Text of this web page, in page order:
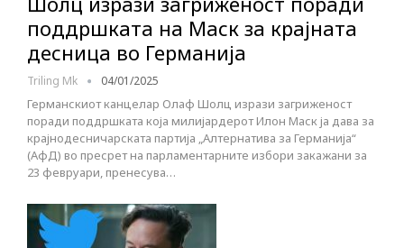
поддршката на Маск за крајната
десница во Германија
Triling Mk 04/01/2025
Германскиот канцелар Олаф Шолц изрази загриженост
поради поддршката која милијардерот Илон Маск ја дава за
крајнодесничарската партија „Алтернатива за Германија“
(АфД) во пресрет на парламентарните избори закажани за
23 февруари, пренесува…